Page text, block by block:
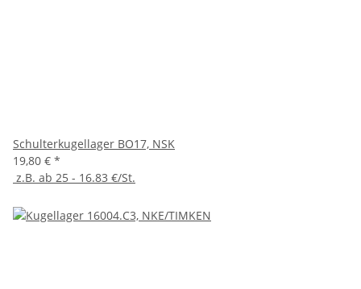
Schulterkugellager BO17, NSK
19,80 € *
z.B. ab 25 - 16.83 €/St.